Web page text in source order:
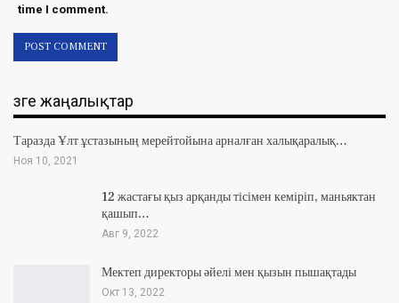
time I comment.
Өзге жаңалықтар
Таразда Ұлт ұстазының мерейтойына арналған халықаралық…
Ноя 10, 2021
12 жастағы қыз арқанды тісімен кеміріп, маньяктан
қашып…
Авг 9, 2022
Мектеп директоры әйелі мен қызын пышақтады
Окт 13, 2022